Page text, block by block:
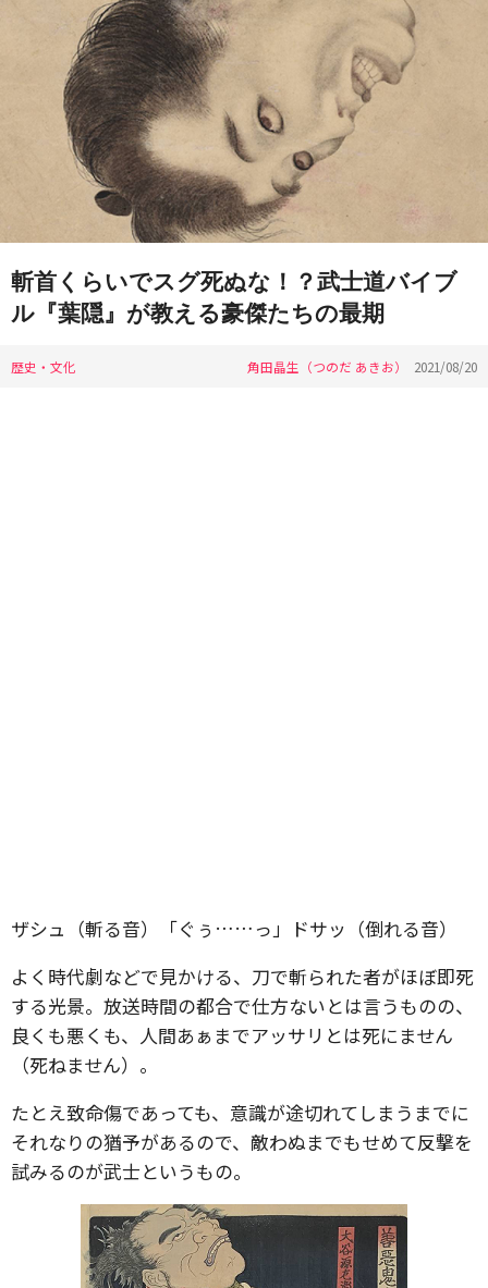
斬首くらいでスグ死ぬな！？武士道バイブ
ル『葉隠』が教える豪傑たちの最期
歴史・文化 角田晶生（つのだ あきお） 2021/08/20
ザシュ（斬る音）「ぐぅ……っ」ドサッ（倒れる音）
よく時代劇などで見かける、刀で斬られた者がほぼ即死
する光景。放送時間の都合で仕方ないとは言うものの、
良くも悪くも、人間あぁまでアッサリとは死にません
（死ねません）。
たとえ致命傷であっても、意識が途切れてしまうまでに
それなりの猶予があるので、敵わぬまでもせめて反撃を
試みるのが武士というもの。